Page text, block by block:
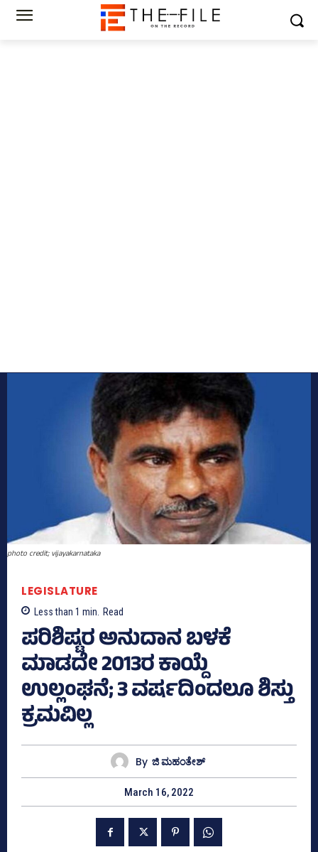
photo credit; vijayakarnataka
LEGISLATURE
Less than 1 min. Read
ಪರಿಶಿಷ್ಟರ ಅನುದಾನ ಬಳಕೆ
ಮಾಡದೇ 2013ರ ಕಾಯ್ದೆ
ಉಲ್ಲಂಘನೆ; 3 ವರ್ಷದಿಂದಲೂ ಶಿಸ್ತು
ಕ್ರಮವಿಲ್ಲ
By ಜಿ ಮಹಂತೇಶ್
March 16, 2022